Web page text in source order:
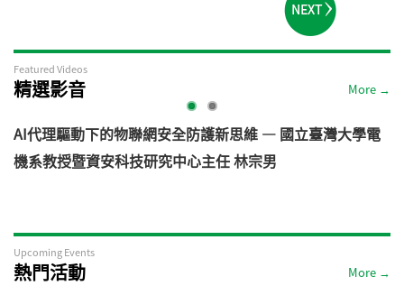
Featured Videos
精選影音 More →
電 從汽車資安軌跡看見機器人未來: 機器人資安風險與防禦之
道 — VicOne
Upcoming Events
熱門活動 More →